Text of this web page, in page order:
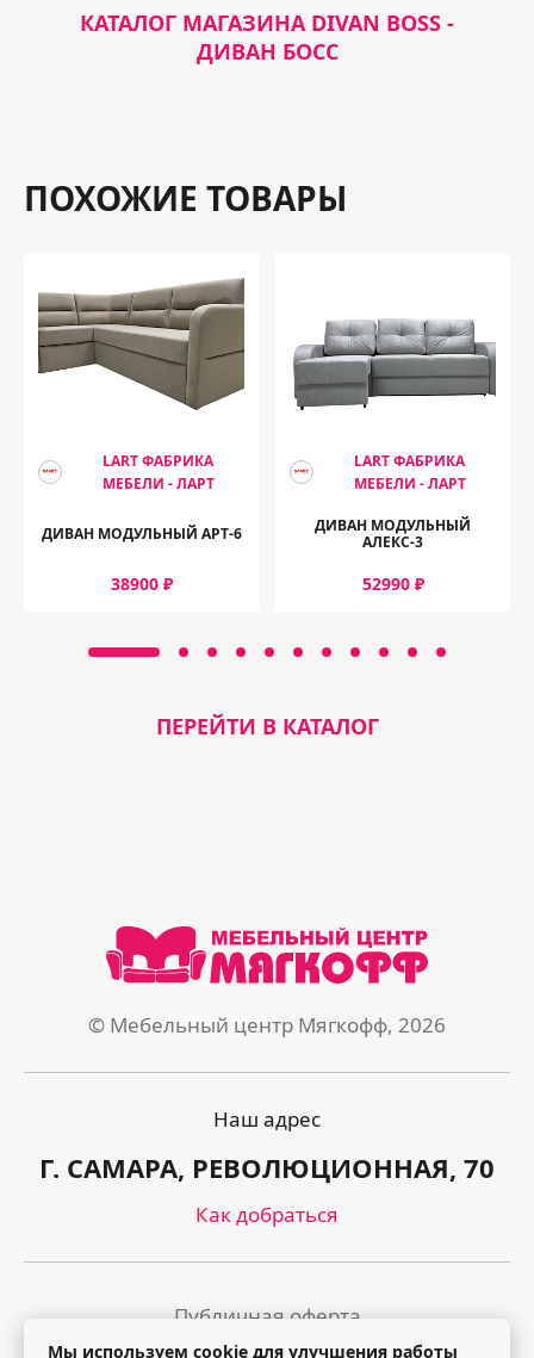
КАТАЛОГ МАГАЗИНА DIVAN BOSS -
ДИВАН БОСС
ПОХОЖИЕ ТОВАРЫ
LART ФАБРИКА
МЕБЕЛИ - ЛАРТ
ДИВАН МОДУЛЬНЫЙ АРТ-6
38900 ₽
LART ФАБРИКА
МЕБЕЛИ - ЛАРТ
ДИВАН МОДУЛЬНЫЙ
АЛЕКС-3
52990 ₽
ПЕРЕЙТИ В КАТАЛОГ
© Мебельный центр Мягкофф, 2026
Наш адрес
Г. САМАРА, РЕВОЛЮЦИОННАЯ, 70
Как добраться
Публичная оферта
Мы используем cookie для улучшения работы